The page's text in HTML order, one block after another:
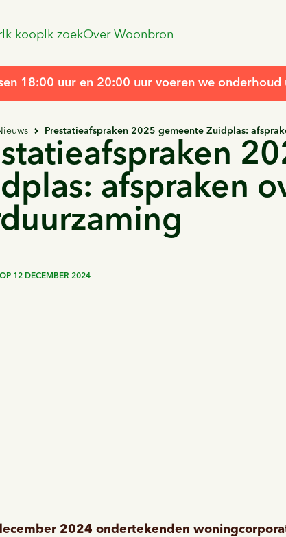
Ik koop Ik zoekOver Woonbron
18:00 uur en 20:00 uur voeren we
Prestatieafspraken 2025 gemeente Zuidplas:
afspraken
12 DECEMBER 2024
2024 ondertekenden